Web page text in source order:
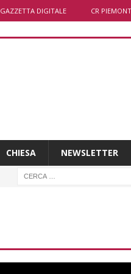
GAZZETTA DIGITALE CR
CHIESA NEWSLETTER